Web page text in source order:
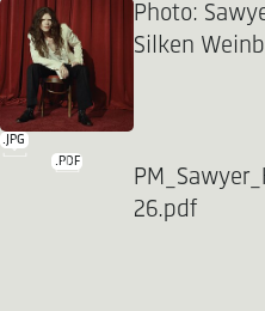
.JPG
Photo:
Silken
.PDF
26.pdf